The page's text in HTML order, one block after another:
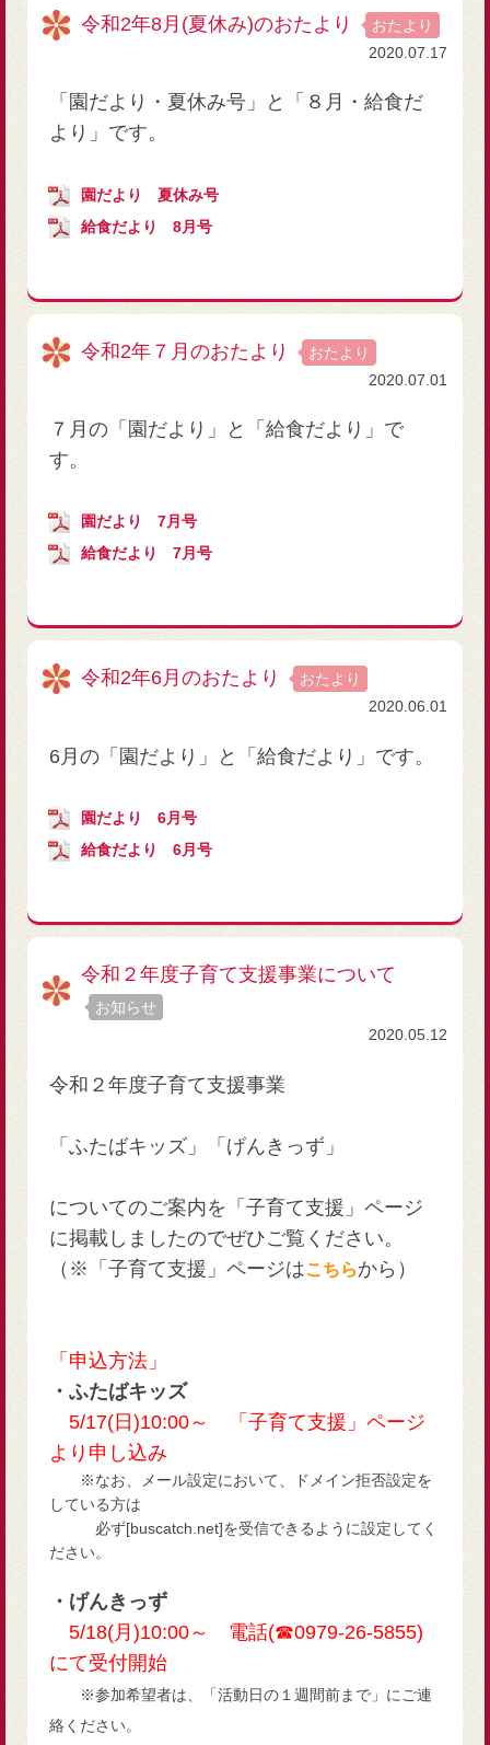
令和2年8月(夏休み)のおたより
おたより
2020.07.17
「園だより・夏休み号」と「８月・給食だ
より」です。
園だより 夏休み号
給食だより 8月号
令和2年７月のおたより
おたより
2020.07.01
７月の「園だより」と「給食だより」で
す。
園だより 7月号
給食だより 7月号
令和2年6月のおたより
おたより
2020.06.01
6月の「園だより」と「給食だより」です。
園だより 6月号
給食だより 6月号
令和２年度子育て支援事業について
お知らせ
2020.05.12
令和２年度子育て支援事業
「ふたばキッズ」「げんきっず」
についてのご案内を「子育て支援」ページ
に掲載しましたのでぜひご覧ください。
（※「子育て支援」ページはこちらから）
「申込方法」
・ふたばキッズ
5/17(日)10:00～ 「子育て支援」ページ
より申し込み
※なお、メール設定において、ドメイン拒否設定を
している方は
必ず[buscatch.net]を受信できるように設定してく
ださい。
・げんきっず
5/18(月)10:00～ 電話(☎0979-26-5855)
にて受付開始
※参加希望者は、「活動日の１週間前まで」にご連
絡ください。